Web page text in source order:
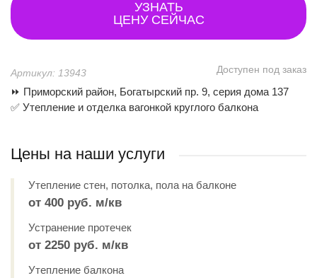
Артикул: 13943 Доступен под заказ
⏩ Приморский район, Богатырский пр. 9, серия дома 137
✅ Утепление и отделка вагонкой круглого балкона
УЗНАТЬ
ЦЕНУ СЕЙЧАС
Цены на наши услуги
Утепление стен, потолка, пола на балконе
от 400 руб. м/кв
Устранение протечек
от 2250 руб. м/кв
Утепление балкона